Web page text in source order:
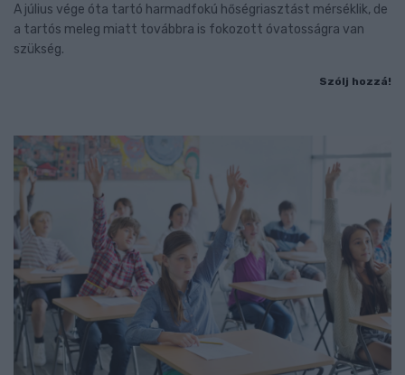
A július vége óta tartó harmadfokú hőségriasztást mérséklik, de
a tartós meleg miatt továbbra is fokozott óvatosságra van
szükség.
Szólj hozzá!